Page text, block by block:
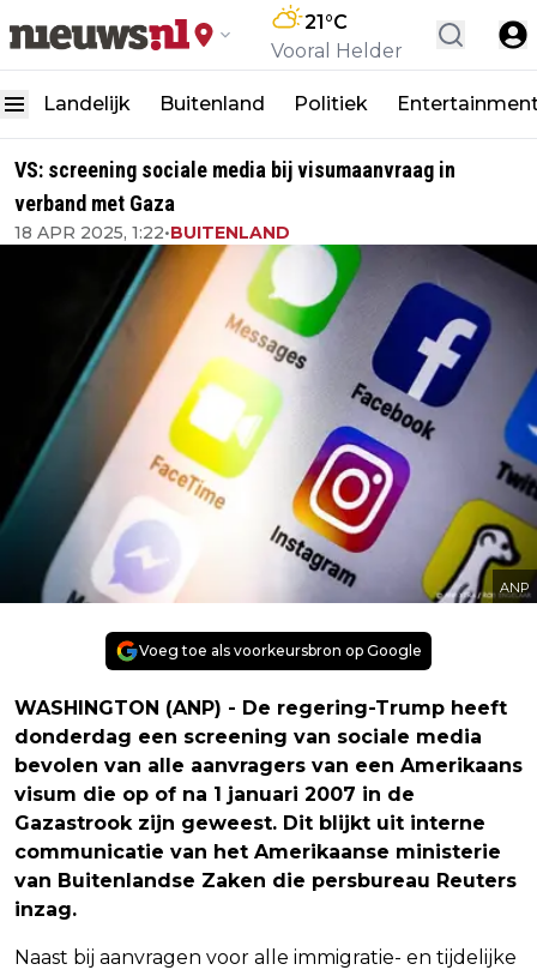
21°C
Vooral Helder
Landelijk Buitenland Politiek
VS: screening sociale media bij visumaanvraag in
verband met Gaza
18 APR 2025, 1:22•BUITENLAND
ANP
Voeg toe als voorkeursbron op Google
WASHINGTON (ANP) - De regering-Trump heeft
donderdag een screening van sociale media
bevolen van alle aanvragers van een Amerikaans
visum die op of na 1 januari 2007 in de
Gazastrook zijn geweest. Dit blijkt uit interne
communicatie van het Amerikaanse ministerie
van Buitenlandse Zaken die persbureau Reuters
inzag.
Naast bij aanvragen voor alle immigratie- en tijdelijke